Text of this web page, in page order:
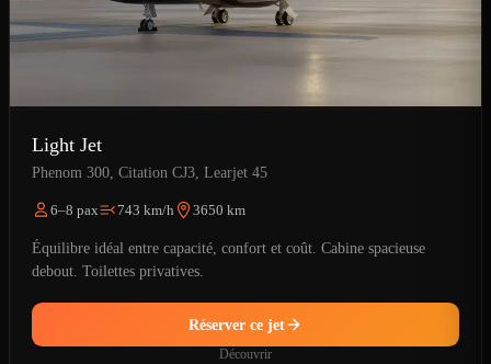
Light Jet
Phenom 300, Citation CJ3, Learjet 45
6–8 pax 743 km/h 3650 km
Équilibre idéal entre capacité, confort et coût. Cabine spacieuse
debout. Toilettes privatives.
Réserver ce jet
Découvrir